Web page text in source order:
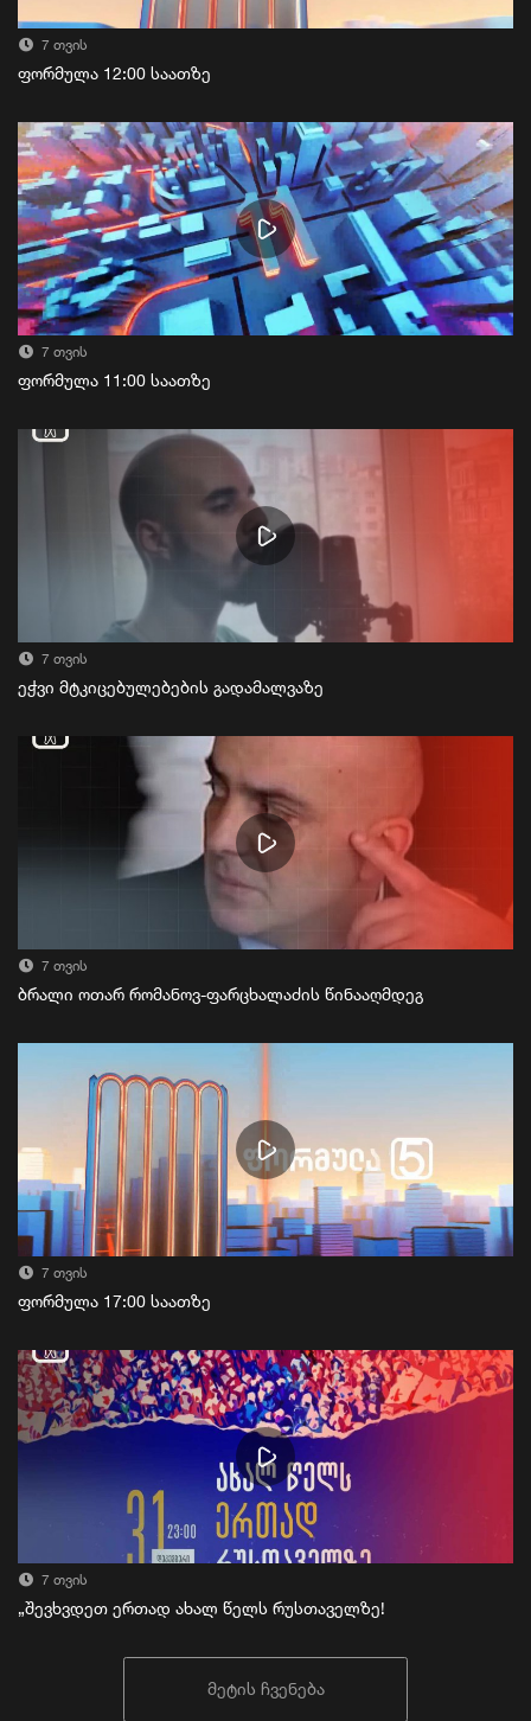
7 თვის
ფორმულა 12:00 საათზე
7 თვის
ფორმულა 11:00 საათზე
7 თვის
ეჭვი მტკიცებულებების გადამალვაზე
7 თვის
ბრალი ოთარ რომანოვ-ფარცხალაძის წინააღმდეგ
7 თვის
ფორმულა 17:00 საათზე
7 თვის
„შევხვდეთ ერთად ახალ წელს რუსთაველზე!
მეტის ჩვენება